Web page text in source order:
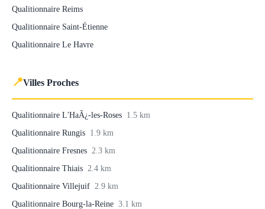
Qualitionnaire Reims
Qualitionnaire Saint-Étienne
Qualitionnaire Le Havre
📍Villes Proches
Qualitionnaire L'HaÃ¿-les-Roses 1.5 km
Qualitionnaire Rungis 1.9 km
Qualitionnaire Fresnes 2.3 km
Qualitionnaire Thiais 2.4 km
Qualitionnaire Villejuif 2.9 km
Qualitionnaire Bourg-la-Reine 3.1 km